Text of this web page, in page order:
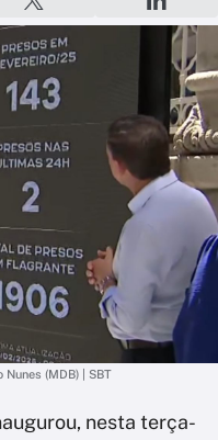
(MDB) | SBT
nesta terça-